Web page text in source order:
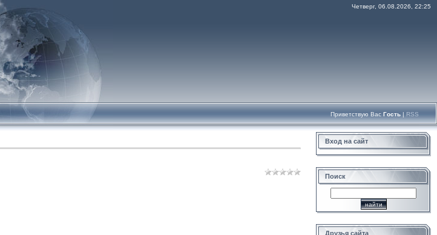
Четверг, 06.08.2026, 22:25
Приветствую Вас Гость | RSS
Вход на сайт
Поиск
Друзья сайта